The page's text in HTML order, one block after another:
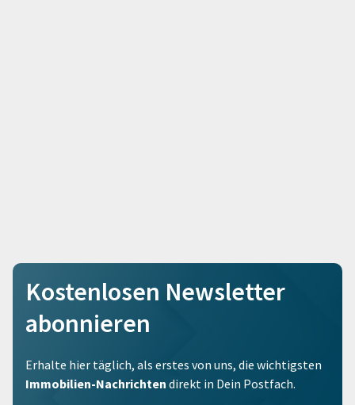
Kostenlosen Newsletter
abonnieren
Erhalte hier täglich, als erstes von uns, die wichtigsten
Immobilien-Nachrichten direkt in Dein Postfach.